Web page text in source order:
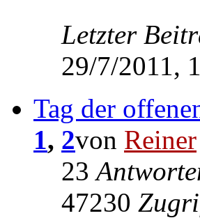
Letzter
29/7/2011,
Tag der
1, 2von Reiner
23
47230